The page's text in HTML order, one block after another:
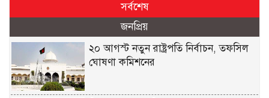
সর্বশেষ
জনপ্রিয়
২০ আগস্ট নতুন রাষ্ট্রপতি নির্বাচন, তফসিল
ঘোষণা কমিশনের